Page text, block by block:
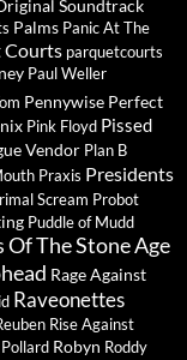
Soundtrack
Palms Panic At The
Courts parquetcourts
Paul Weller
Pennywise Perfect
Pink Floyd Pissed
Vendor Plan B
Praxis Presidents
Scream Probot
Puddle of Mudd
Of The Stone Age
Rage Against
Raveonettes
Rise Against
Robyn Roddy